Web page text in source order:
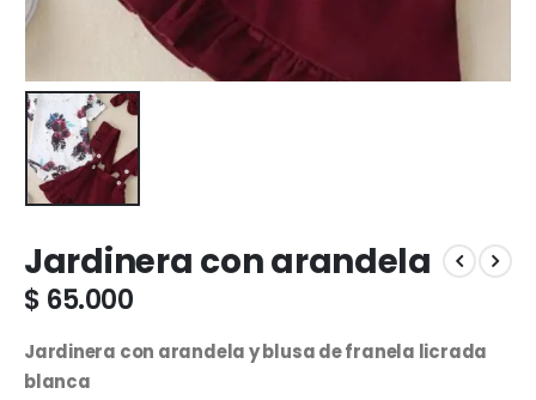
Jardinera con arandela
$ 65.000
Jardinera con arandela y blusa de franela licrada
blanca